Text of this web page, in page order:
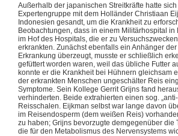
Außerhalb der japanischen Streitkräfte hatte
Expertengruppe mit dem Holländer Christiaan
Indonesien gesandt, um die Krankheit zu
Beobachtungen, dass in einem Militärhospital
im Hof des Hospitals, die er zu
erkrankten. Zunächst ebenfalls ein Anhänger
Erkrankung überzeugt, musste er schließlich
gefüttert worden waren, weil das übliche Futter
konnte er die Krankheit bei Hühnern gleichsam
der erkrankten Menschen ungeschälter Reis
Symptome. Sein Kollege Gerrit Grijns fand
verhinderten. Beide extrahierten einen sog.
Reisschalen. Eijkman selbst war lange davon
im Reisendosperm (dem weißen Reis)
zu haben; Grijns bevorzugte demgegenüber
die für den Metabolismus des Nervensystems